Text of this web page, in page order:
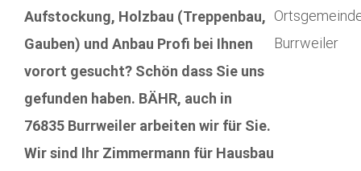
Aufstockung, Holzbau (Treppenbau,
Gauben) und Anbau Profi bei Ihnen
vorort gesucht? Schön dass Sie uns
gefunden haben. BÄHR, auch in
76835 Burrweiler arbeiten wir für Sie.
Wir sind Ihr Zimmermann für Hausbau